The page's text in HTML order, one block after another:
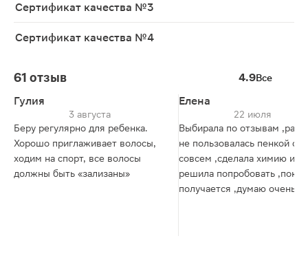
Сертификат качества №3
Сертификат качества №4
61 отзыв 4.9Все
Гулия
3 августа
Беру регулярно для ребенка.
Хорошо приглаживает волосы,
ходим на спорт, все волосы
должны быть «зализаны»
Елена
22 июля
Выбирала по отзывам
не пользовалась пенкой от
совсем ,сделала химию и
решила попробовать ,пока
получается ,думаю очень